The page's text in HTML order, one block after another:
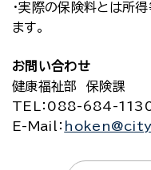
・実際の保険料とは所
ます。
お問い合わせ
健康福祉部 保険課
TEL
：088-684-
E-Mail
：